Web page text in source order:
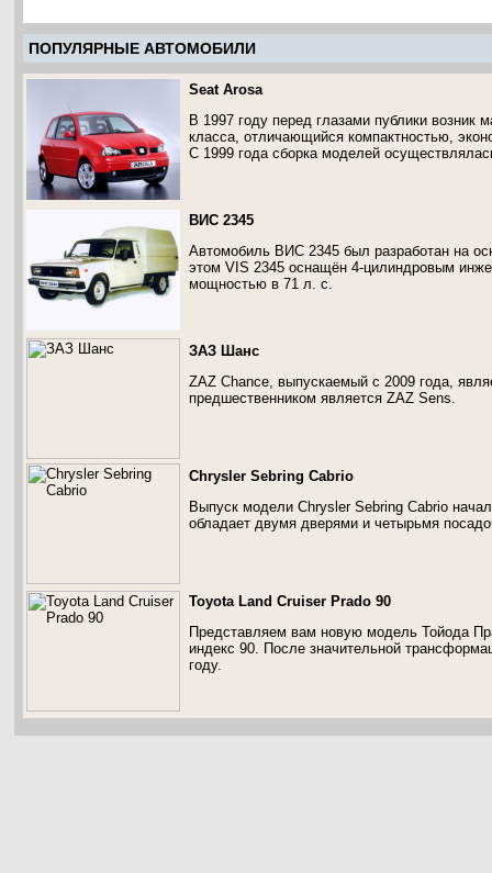
ПОПУЛЯРНЫЕ АВТОМОБИЛИ
Seat Arosa
В 1997 году перед глазами публики возник
класса, отличающийся компактностью,
С 1999 года сборка моделей
ВИС 2345
Автомобиль ВИС 2345 был разработан на
этом VIS 2345 оснащён 4-цилиндровым
мощностью в 71 л. с.
ЗАЗ Шанс
ZAZ Chance, выпускаемый с 2009 года,
предшественником является ZAZ Sens.
Chrysler Sebring Cabrio
Выпуск модели Chrysler Sebring Cabrio
обладает двумя дверями и четырьмя
Toyota Land Cruiser Prado 90
Представляем вам новую модель Тойода
индекс 90. После значительной
году.